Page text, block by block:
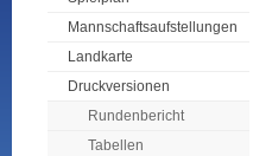
Mannschaftsaufstellungen
Landkarte
Druckversionen
Rundenbericht
Tabellen